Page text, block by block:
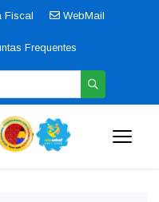
Fiscal WebMail
Frequentes